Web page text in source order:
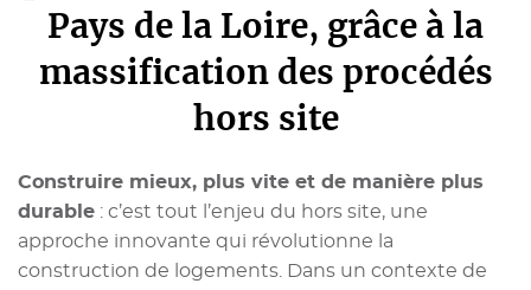
Pays de la Loire, grâce à la
massification des procédés
hors site
Construire mieux, plus vite et de manière plus
durable : c’est tout l’enjeu du hors site, une
approche innovante qui révolutionne la
construction de logements. Dans un contexte de